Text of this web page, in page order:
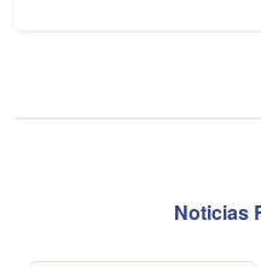
Noticias